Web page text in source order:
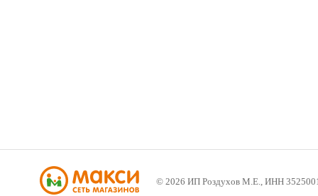
© 2026 ИП Роздухов М.Е., ИНН